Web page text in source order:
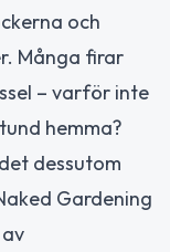
och
Många firar
– varför inte
hemma?
dessutom
Gardening